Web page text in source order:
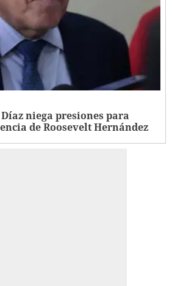
niega presiones para
de Roosevelt Hernández